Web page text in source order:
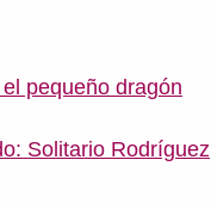
pequeño dragón
Solitario Rodríguez